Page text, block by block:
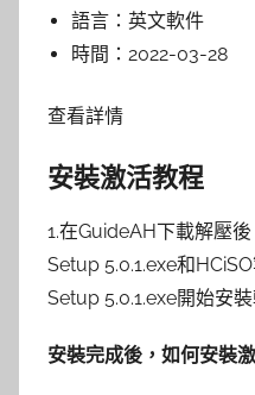
語言： 英文軟件
時間： 2022-03-28
查看詳情
安裝激活教程
1.在GuideAH下載解壓
Setup 5.0.1.exe和
Setup 5.0.1.exe開始安
安裝完成後，如何安裝